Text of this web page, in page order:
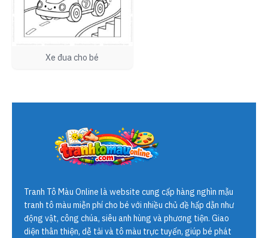
Xe đua cho bé
Tranh Tô Màu Online là website cung cấp hàng nghìn mẫu
tranh tô màu miễn phí cho bé với nhiều chủ đề hấp dẫn như
động vật, công chúa, siêu anh hùng và phương tiện. Giao
diện thân thiện, dễ tải và tô màu trực tuyến, giúp bé phát